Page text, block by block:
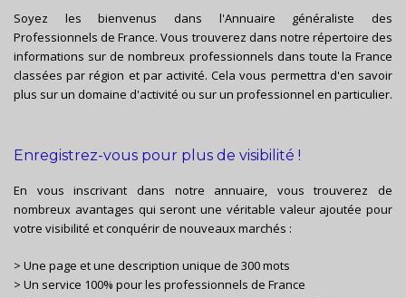
Soyez les bienvenus dans l'Annuaire généraliste des
Professionnels de France. Vous trouverez dans notre répertoire des
informations sur de nombreux professionnels dans toute la France
classées par région et par activité. Cela vous permettra d'en savoir
plus sur un domaine d'activité ou sur un professionnel en particulier.
Enregistrez-vous pour plus de visibilité !
En vous inscrivant dans notre annuaire, vous trouverez de
nombreux avantages qui seront une véritable valeur ajoutée pour
votre visibilité et conquérir de nouveaux marchés :
> Une page et une description unique de 300 mots
> Un service 100% pour les professionnels de France